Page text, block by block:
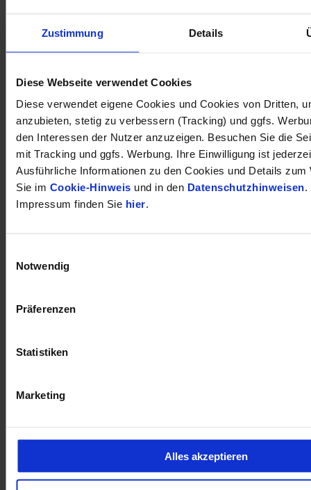
Zustimmung Details
Diese Webseite verwendet Cookies
Diese verwendet eigene Cookies und Cookies von Dritten,
anzubieten, stetig zu verbessern (Tracking) und ggfs.
den Interessen der Nutzer anzuzeigen. Besuchen Sie die
mit Tracking und ggfs. Werbung. Ihre Einwilligung ist
Ausführliche Informationen zu den Cookies und Details zum
Sie im Cookie-Hinweis und in den Datenschutzhinweisen.
Impressum finden Sie hier.
Notwendig
Präferenzen
Statistiken
Marketing
Alles akzeptieren